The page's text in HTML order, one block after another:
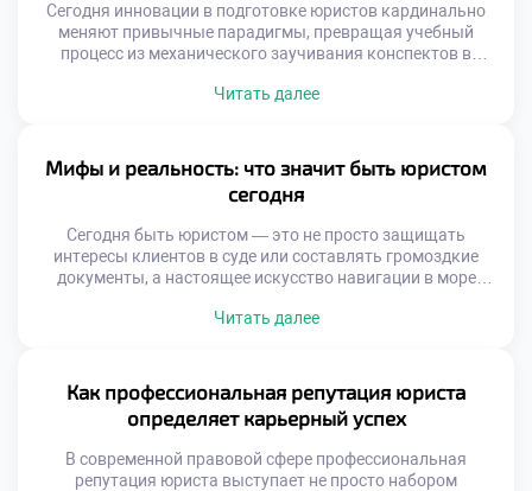
Сегодня инновации в подготовке юристов кардинально
меняют привычные парадигмы, превращая учебный
процесс из механического заучивания конспектов в
традиций и передовых цифровых решений. Современные
судебных заседаний до алгоритмов на базе нейросетей
для разбора сложных правовых коллизий. Чтобы
успешно освоить […]
Читать далее
Мифы и реальность: что значит быть юристом
сегодня
Сегодня быть юристом — это не просто защищать
интересы клиентов в суде или составлять громоздкие
документы, а настоящее искусство навигации в море
соседствуют с суровой реальностью ежедневной
практикой, фундаментальным шагом становится хорошее
образование в техникуме […]
Читать далее
Как профессиональная репутация юриста
определяет карьерный успех
В современной правовой сфере профессиональная
репутация юриста выступает не просто набором